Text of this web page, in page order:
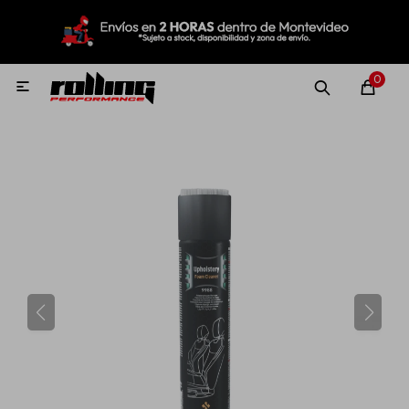
0

MI CUENTA
Nuevo! Rolling Repuestos